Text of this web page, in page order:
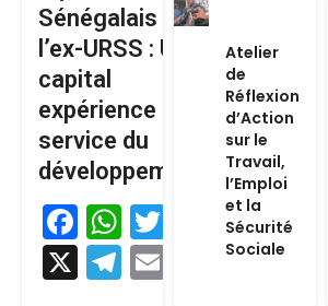
Sénégalais de
l’ex-URSS : Un
capital
expérience au
service du
développement
Facebook
WhatsApp
Twitter
X
Telegram
Email
Atelier
de
Réflexion
d’Action
sur le
Travail,
l’Emploi
et la
Sécurité
Sociale